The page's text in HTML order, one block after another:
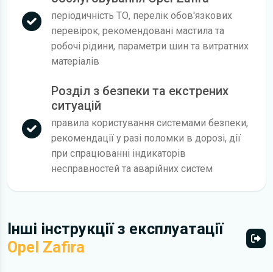
періодичність ТО, перелік обов'язкових
перевірок, рекомендовані мастила та
робочі рідини, параметри шин та витратних
матеріалів
Розділ з безпеки та екстрених
ситуацій
правила користування системами безпеки,
рекомендації у разі поломки в дорозі, дії
при спрацюванні індикаторів
несправностей та аварійних систем
Інші інструкції з експлуатації
Opel Zafira
Всі